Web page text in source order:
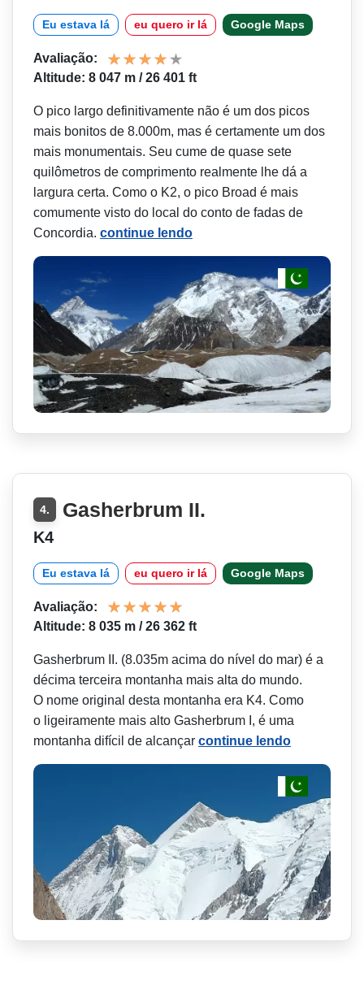
Eu estava lá eu quero ir lá Google Maps
Avaliação:
Altitude: 8 047 m / 26 401 ft
O pico largo definitivamente não é um dos picos
mais bonitos de 8.000m, mas é certamente um dos
mais monumentais. Seu cume de quase sete
quilômetros de comprimento realmente lhe dá a
largura certa. Como o K2, o pico Broad é mais
comumente visto do local do conto de fadas de
Concordia. continue lendo
4. Gasherbrum II.
K4
Eu estava lá eu quero ir lá Google Maps
Avaliação:
Altitude: 8 035 m / 26 362 ft
Gasherbrum II. (8.035m acima do nível do mar) é a
décima terceira montanha mais alta do mundo.
O nome original desta montanha era K4. Como
o ligeiramente mais alto Gasherbrum I, é uma
montanha difícil de alcançar continue lendo